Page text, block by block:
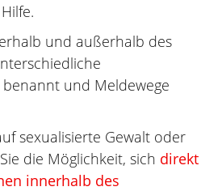
und außerhalb des
und Meldewege
sexualisierte Gewalt oder
die Möglichkeit, sich direkt
innerhalb des